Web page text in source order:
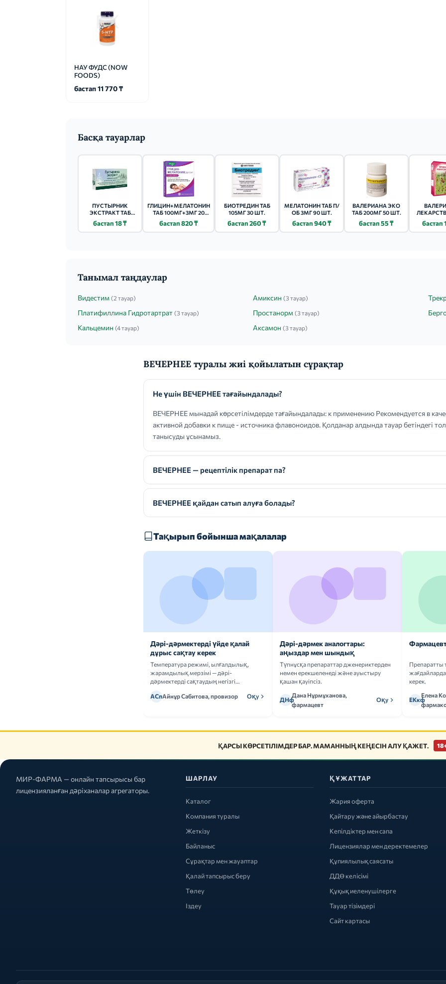
НАУ ФУДС (NOW
FOODS)
бастап 11 770 ₸
Басқа тауарлар
ПУСТЫРНИК
ЭКСТРАКТ ТАБ
бастап 18 ₸
ГЛИЦИН+МЕЛАТОНИН
ТАБ 100МГ+3МГ 20
бастап 820 ₸
БИОТРЕДИН ТАБ
105МГ 30 ШТ.
бастап 260 ₸
МЕЛАТОНИН ТАБ П/
ОБ 3МГ 90 ШТ.
бастап 940 ₸
ВАЛЕРИАНА ЭКО
ТАБ 200МГ 50 ШТ.
бастап 55 ₸ бастап
Танымал таңдаулар
Видестим (2 тауар) Амиксин (3 тауар)
Платифиллина Гидротартрат (3 тауар) Простанорм (3 тауар)
Кальцемин (4 тауар) Аксамон (3 тауар)
ВЕЧЕРНЕЕ туралы жиі қойылатын сұрақтар
Не үшін ВЕЧЕРНЕЕ тағайындалады?
ВЕЧЕРНЕЕ мынадай көрсетілімдерде тағайындалады: к применению Рекомендуется в
активной добавки к пище - источника флавоноидов. Қолданар алдында тауар бетіндегі
танысуды ұсынамыз.
ВЕЧЕРНЕЕ — рецептілік препарат па?
ВЕЧЕРНЕЕ қайдан сатып алуға болады?
Тақырып бойынша мақалалар
Дәрі-дәрмектерді үйде қалай
дұрыс сақтау керек
Температура режимі, ылғалдылық,
жарамдылық мерзімі — дәрі-
дәрмектерді сақтаудың негізгі
АСпАйнұр Сабитова, провизор Оқу
Дәрі-дәрмек аналогтары:
аңыздар мен шындық
Түпнұсқа препараттар дженериктерден
немен ерекшеленеді және ауыстыру
қашан қауіпсіз.
ДНф
Дана Нұрмұханова,
фармацевт
Оқу
Препаратты
жағдайларда
керек.
ЕКкф
Елена
ҚАРСЫ КӨРСЕТІЛІМДЕР БАР. МАМАННЫҢ КЕҢЕСІН АЛУ ҚАЖЕТ.
МИР-ФАРМА — онлайн тапсырысы бар
лицензияланған дәріханалар агрегаторы.
ШАРЛАУ
Каталог
Компания туралы
Жеткізу
Байланыс
Сұрақтар мен жауаптар
Қалай тапсырыс беру
Төлеу
Іздеу
ҚҰЖАТТАР
Жария оферта
Қайтару және айырбастау
Кепілдіктер мен сапа
Лицензиялар мен деректемелер
Құпиялылық саясаты
ДДӨ келісімі
Құқық иеленушілерге
Тауар тізімдері
Сайт картасы